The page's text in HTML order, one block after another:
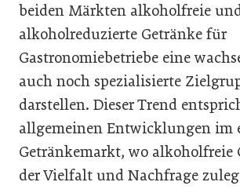
beiden Märkten alkoholfreie
alkoholreduzierte Getränke für
Gastronomiebetriebe eine
auch noch spezialisierte
darstellen. Dieser Trend
allgemeinen Entwicklungen im
Getränkemarkt, wo alkoholfreie
der Vielfalt und Nachfrage